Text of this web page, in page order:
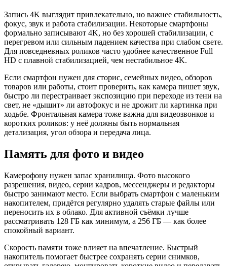
Запись 4K выглядит привлекательно, но важнее стабильность,
фокус, звук и работа стабилизации. Некоторые смартфоны
формально записывают 4K, но без хорошей стабилизации, с
перегревом или сильным падением качества при слабом свете.
Для повседневных роликов часто удобнее качественное Full
HD с плавной стабилизацией, чем нестабильное 4K.
Если смартфон нужен для сторис, семейных видео, обзоров
товаров или работы, стоит проверить, как камера пишет звук,
быстро ли перестраивает экспозицию при переходе из тени на
свет, не «дышит» ли автофокус и не дрожит ли картинка при
ходьбе. Фронтальная камера тоже важна для видеозвонков и
коротких роликов: у неё должны быть нормальная
детализация, угол обзора и передача лица.
Память для фото и видео
Камерофону нужен запас хранилища. Фото высокого
разрешения, видео, серии кадров, мессенджеры и редакторы
быстро занимают место. Если выбрать смартфон с маленьким
накопителем, придётся регулярно удалять старые файлы или
переносить их в облако. Для активной съёмки лучше
рассматривать 128 ГБ как минимум, а 256 ГБ — как более
спокойный вариант.
Скорость памяти тоже влияет на впечатление. Быстрый
накопитель помогает быстрее сохранять серии снимков,